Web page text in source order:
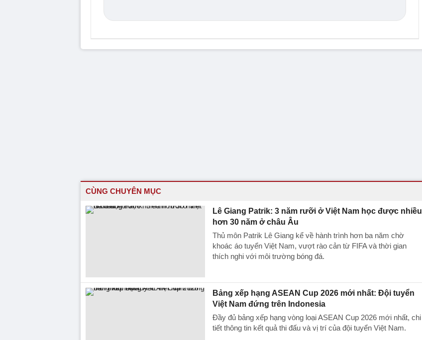
CÙNG CHUYÊN MỤC
Lê Giang Patrik: 3 năm rưỡi ở Việt Nam học được nhiều
hơn 30 năm ở châu Âu
Thủ môn Patrik Lê Giang kể về hành trình hơn ba năm chờ
khoác áo tuyển Việt Nam, vượt rào cản từ FIFA và thời gian
thích nghi với môi trường bóng đá.
Bảng xếp hạng ASEAN Cup 2026 mới nhất: Đội tuyển
Việt Nam đứng trên Indonesia
Đầy đủ bảng xếp hạng vòng loại ASEAN Cup 2026 mới nhất, chi
tiết thông tin kết quả thi đấu và vị trí của đội tuyển Việt Nam.